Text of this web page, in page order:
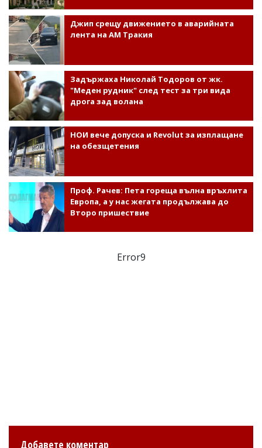
Джип срещу движението в аварийната
лента на АМ Тракия
Задържаха Николай Тодоров от жк.
"Меден рудник" след тест за три вида
дрога зад волана
НОИ вече допуска и Revolut за изплащане
на обезщетения
Проф. Рачев: Пета гореща вълна връхлита
Европа, а у нас жегата продължава до
Второ пришествие
Error9
Добавете коментар